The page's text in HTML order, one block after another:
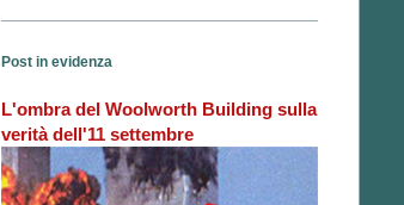
Post in evidenza
L'ombra del Woolworth Building sulla
verità dell'11 settembre